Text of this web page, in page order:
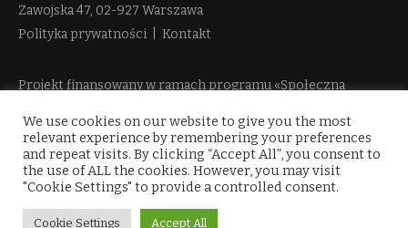
Zawojska 47, 02-927 Warszawa
Polityka prywatności
Kontakt
Projekt finansowany w ramach programu «Społeczna
więcej informacji
We use cookies on our website to give you the most
relevant experience by remembering your preferences
and repeat visits. By clicking “Accept All”, you consent to
the use of ALL the cookies. However, you may visit
"Cookie Settings" to provide a controlled consent.
Cookie Settings Accept All